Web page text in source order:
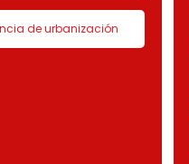
de urbanización